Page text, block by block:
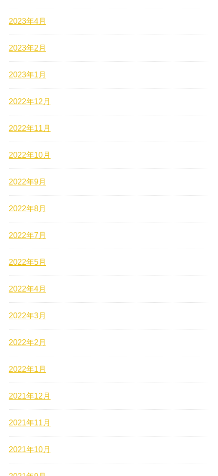
2023年4月
2023年2月
2023年1月
2022年12月
2022年11月
2022年10月
2022年9月
2022年8月
2022年7月
2022年5月
2022年4月
2022年3月
2022年2月
2022年1月
2021年12月
2021年11月
2021年10月